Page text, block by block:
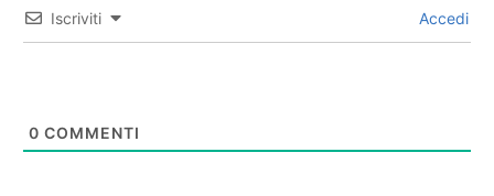
Iscriviti Accedi
0 COMMENTI